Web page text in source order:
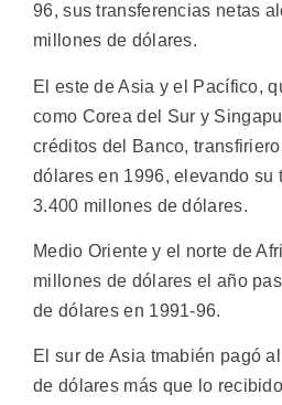
96, sus transferencias netas
millones de dólares.
El este de Asia y el Pacífico,
como Corea del Sur y
créditos del Banco,
dólares en 1996, elevando su
3.400 millones de dólares.
Medio Oriente y el norte de
millones de dólares el año
de dólares en 1991-96.
El sur de Asia tmabién pagó
de dólares más que lo